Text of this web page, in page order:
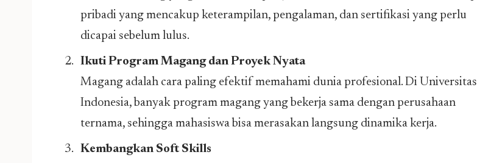
pribadi yang mencakup keterampilan, pengalaman, dan sertifikasi yang perlu
dicapai sebelum lulus.
Ikuti Program Magang dan Proyek Nyata
Magang adalah cara paling efektif memahami dunia profesional. Di Universitas
Indonesia, banyak program magang yang bekerja sama dengan perusahaan
ternama, sehingga mahasiswa bisa merasakan langsung dinamika kerja.
Kembangkan Soft Skills